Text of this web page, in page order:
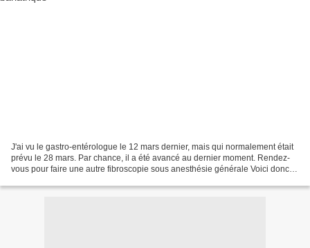
J'ai vu le gastro-entérologue le 12 mars dernier, mais qui normalement était
prévu le 28 mars. Par chance, il a été avancé au dernier moment. Rendez-
vous pour faire une autre fibroscopie sous anesthésie générale Voici donc